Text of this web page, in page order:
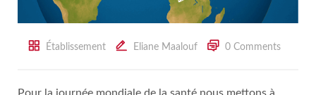
Établissement Eliane Maalouf 0 Comments